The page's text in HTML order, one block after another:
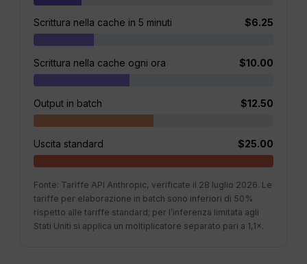
Scrittura nella cache in 5 minuti $6.25
Scrittura nella cache ogni ora $10.00
Output in batch $12.50
Uscita standard $25.00
Fonte: Tariffe API Anthropic, verificate il 28 luglio 2026. Le
tariffe per elaborazione in batch sono inferiori di 50%
rispetto alle tariffe standard; per l’inferenza limitata agli
Stati Uniti si applica un moltiplicatore separato pari a 1,1×.